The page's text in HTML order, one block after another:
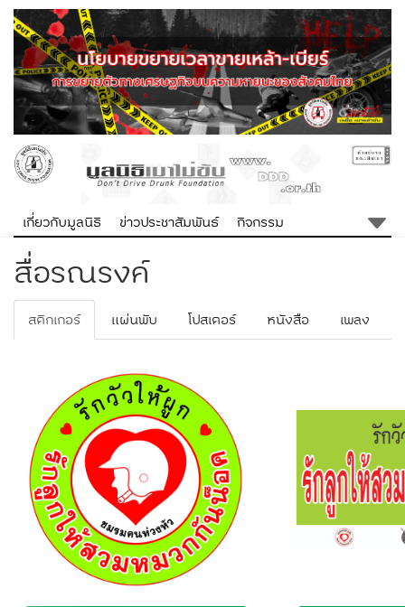
เกี่ยวกับมูลนิธิ ข่าวประชาสัมพันธ์ กิจกรรม
สื่อรณรงค์
สติกเกอร์ แผ่นพับ โปสเตอร์ หนังสือ เพลง